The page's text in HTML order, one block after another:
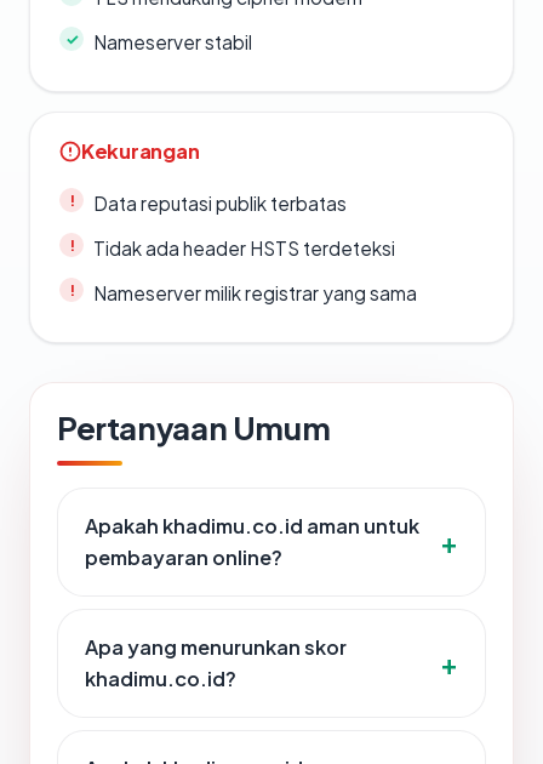
Nameserver stabil
Kekurangan
Data reputasi publik terbatas
Tidak ada header HSTS terdeteksi
Nameserver milik registrar yang sama
Pertanyaan Umum
Apakah khadimu.co.id aman untuk
pembayaran online?
Apa yang menurunkan skor
khadimu.co.id?